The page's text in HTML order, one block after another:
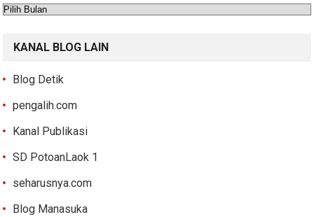
Arsip
KANAL BLOG LAIN
Blog Detik
pengalih.com
Kanal Publikasi
SD PotoanLaok 1
seharusnya.com
Blog Manasuka